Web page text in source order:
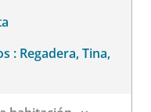
: Regadera, Tina,